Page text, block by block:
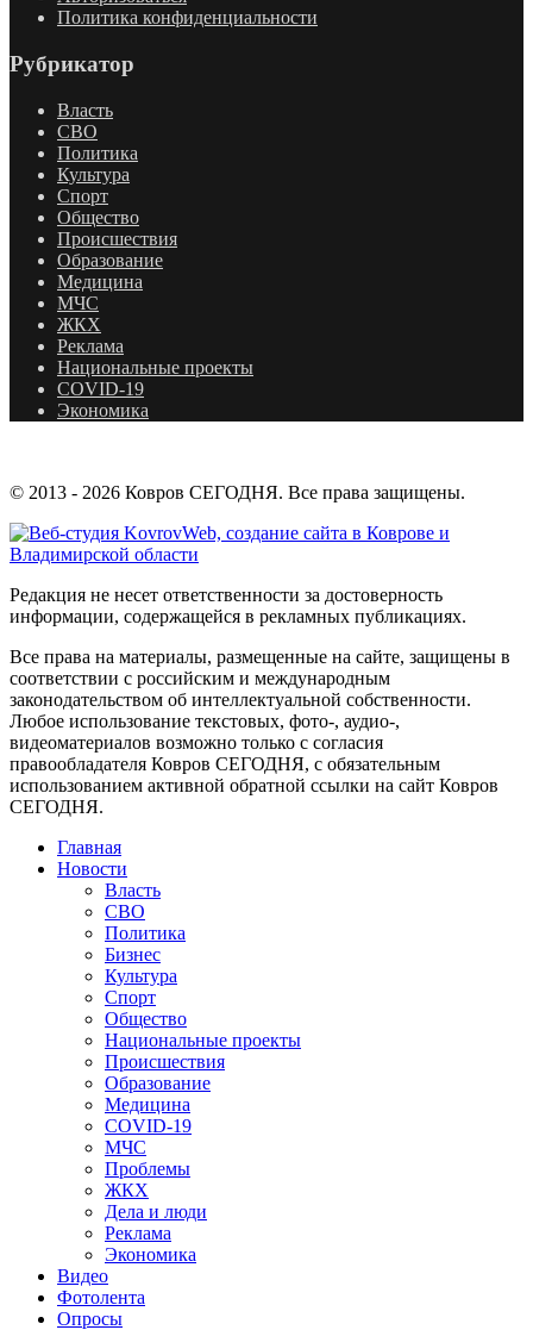
Политика конфиденциальности
Рубрикатор
Власть
СВО
Политика
Культура
Спорт
Общество
Происшествия
Образование
Медицина
МЧС
ЖКХ
Реклама
Национальные проекты
COVID-19
Экономика
© 2013 - 2026 Ковров СЕГОДНЯ. Все права защищены.
Редакция не несет ответственности за достоверность
информации, содержащейся в рекламных публикациях.
Все права на материалы, размещенные на сайте, защищены в
соответствии с российским и международным
законодательством об интеллектуальной собственности.
Любое использование текстовых, фото-, аудио-,
видеоматериалов возможно только с согласия
правообладателя Ковров СЕГОДНЯ, с обязательным
использованием активной обратной ссылки на сайт Ковров
СЕГОДНЯ.
Главная
Новости
Власть
СВО
Политика
Бизнес
Культура
Спорт
Общество
Национальные проекты
Происшествия
Образование
Медицина
COVID-19
МЧС
Проблемы
ЖКХ
Дела и люди
Реклама
Экономика
Видео
Фотолента
Опросы